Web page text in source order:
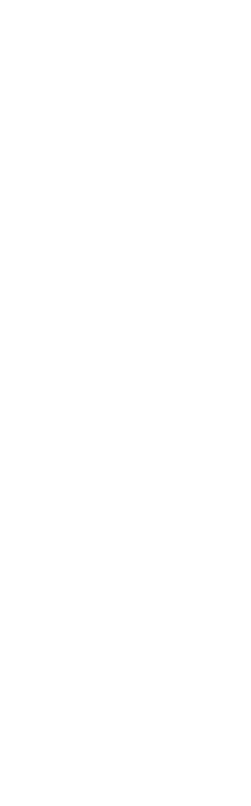
حضور مؤثر در فضای
قدرت واقعی خود را نشان
بلکه داستان برند شما را